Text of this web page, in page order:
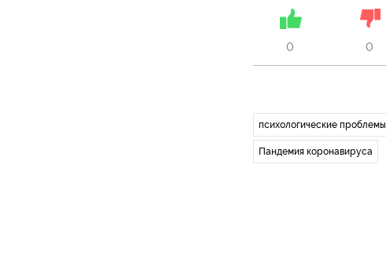
0 0
психологические проблемы
Пандемия коронавируса